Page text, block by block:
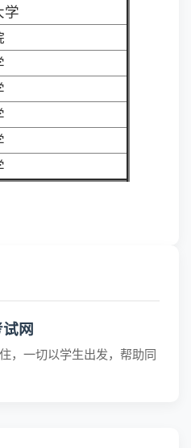
学
网
，一切以学生出发，帮助同